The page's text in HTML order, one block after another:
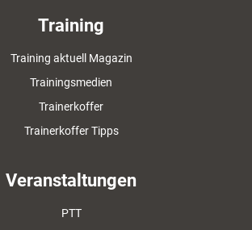
Training
Training aktuell Magazin
Trainingsmedien
Trainerkoffer
Trainerkoffer Tipps
Veranstaltungen
PTT